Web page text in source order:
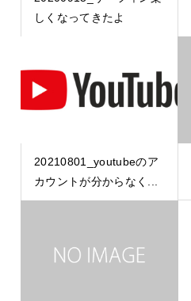
しくなってきたよ
20210801_youtubeのア
カウントが分からなく...